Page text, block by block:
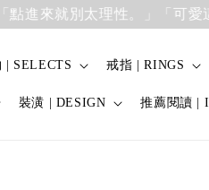
就別太理性。」「可愛這種事
| SELECTS 戒指 | RINGS
裝潢 | DESIGN 推薦閱讀 |